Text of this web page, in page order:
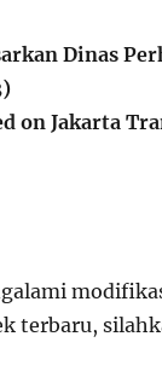
Dinas
on Jakarta
terbaru,